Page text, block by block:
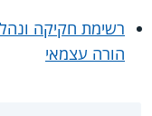
רשימת חקיקה
הורה עצמאי